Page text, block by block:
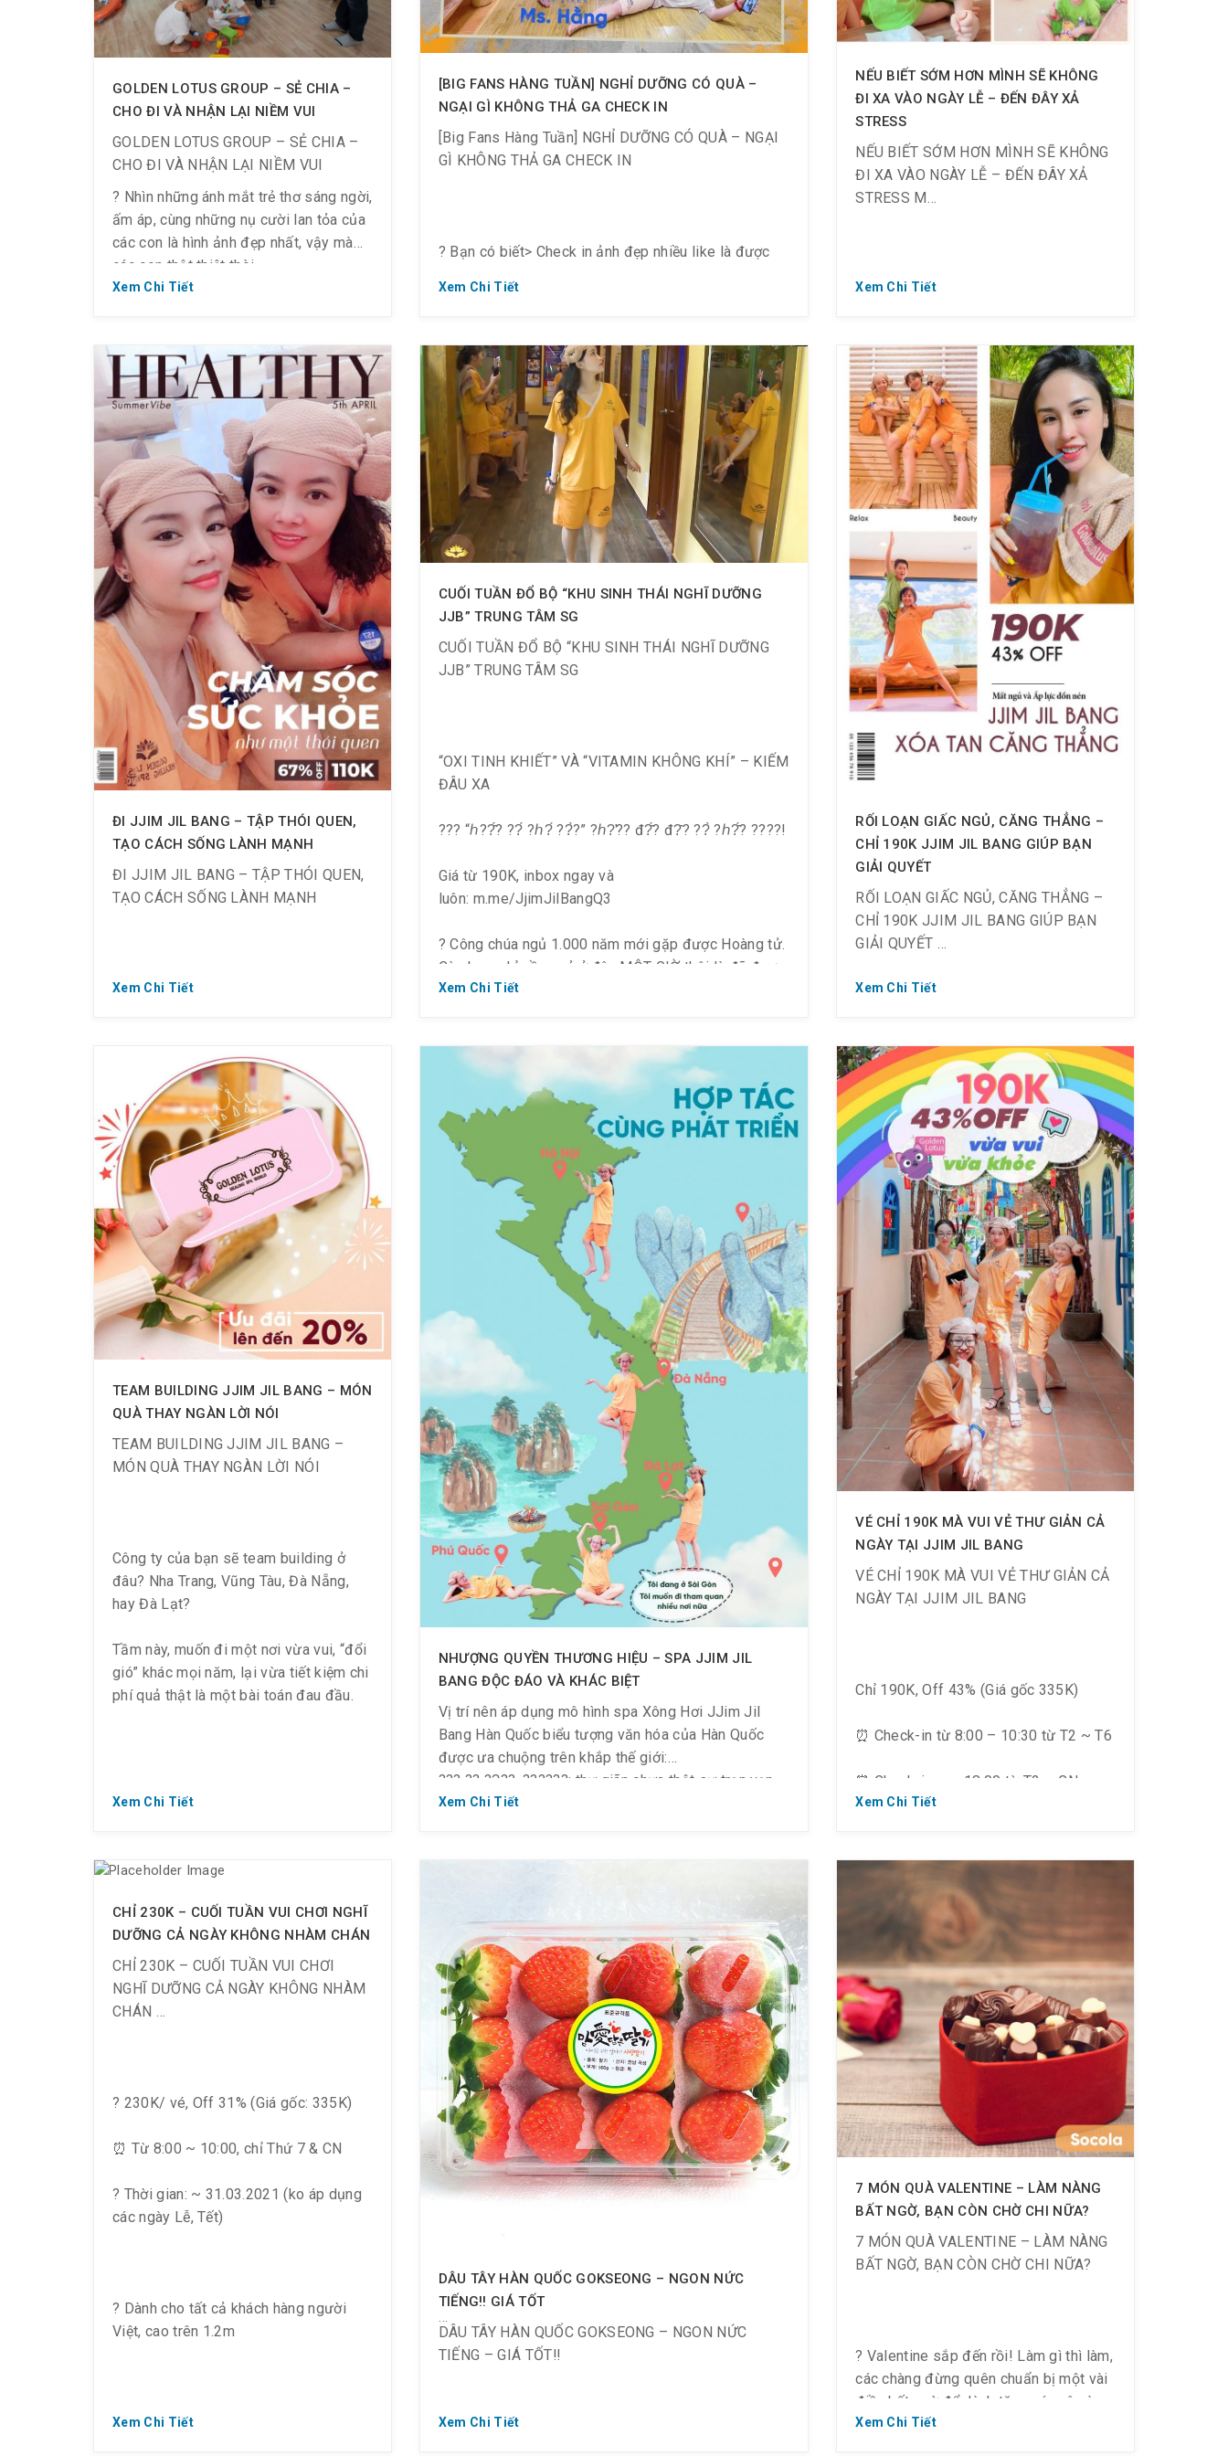
GOLDEN LOTUS GROUP – SẺ CHIA –
CHO ĐI VÀ NHẬN LẠI NIỀM VUI
GOLDEN LOTUS GROUP – SẺ CHIA –
CHO ĐI VÀ NHẬN LẠI NIỀM VUI
? Nhìn những ánh mắt trẻ thơ sáng ngời,
ấm áp, cùng những nụ cười lan tỏa của
các con là hình ảnh đẹp nhất, vậy mà
các con thật thiệt thòi.
thể CBCNV của Golden Lotus Group
thực hiện chương trình “TRAO GỞI YÊU
THƯƠNG – SẺ CHIA ẤM ÁP”
Dịch bệnh Covid vẫn không ngăn nổi
những trái tim nhiệt huyết yêu thương
gởi đến các con, đây là hoạt động hàng
năm của Golden Lotus Group.
Xem Chi Tiết
[BIG FANS HÀNG TUẦN] NGHỈ DƯỠNG CÓ QUÀ –
NGẠI GÌ KHÔNG THẢ GA CHECK IN
[Big Fans Hàng Tuần] NGHỈ DƯỠNG CÓ QUÀ – NGẠI
GÌ KHÔNG THẢ GA CHECK IN
? Bạn có biết> Check in ảnh đẹp nhiều like là được
Spa nghỉ dưỡng nha.
? Tuần này, Spa xin chúc mừng những gương mặt
vàng sau đây nhận ? 2 voucher trị giá 670.000 VND
Xem Chi Tiết
NẾU BIẾT SỚM HƠN MÌNH SẼ KHÔNG
ĐI XA VÀO NGÀY LỄ – ĐẾN ĐÂY XẢ
STRESS
NẾU BIẾT SỚM HƠN MÌNH SẼ KHÔNG
ĐI XA VÀO NGÀY LỄ – ĐẾN ĐÂY XẢ
STRESS M
❤ Ngày 21.4.2021 – Off từ 43%
⏰ Check-in sau 18h00: 190K/ vé
❤ Ngày 22.4.2021 – Off 55%
⏰ Check-in từ 8:00 – 10:00: 150K/ vé
⏰ Check-in sau 18h00: 150K/ vé
Xem Chi Tiết
ĐI JJIM JIL BANG – TẬP THÓI QUEN,
TẠO CÁCH SỐNG LÀNH MẠNH
ĐI JJIM JIL BANG – TẬP THÓI QUEN,
TẠO CÁCH SỐNG LÀNH MẠNH
❤ 0FF 67% – Chỉ 110K (Giá gốc 335K)
27, 28.4.2021 (thứ 2 ~ 4)
☘ Dành cho đối tượng là khách Việt
Nam:
– Nữ từ 40 tuổi trở lên, khi check in từ
08h ~ 10h30
– Nam, nữ từ 27 tuổi trở xuống, trên
1.2m, khi check in sau 17h
Xem Chi Tiết
CUỐI TUẦN ĐỔ BỘ “KHU SINH THÁI NGHĨ DƯỠNG
JJB” TRUNG TÂM SG
CUỐI TUẦN ĐỔ BỘ “KHU SINH THÁI NGHĨ DƯỠNG
JJB” TRUNG TÂM SG
“OXI TINH KHIẾT” VÀ “VITAMIN KHÔNG KHÍ” – KIẾM
ĐÂU XA
??? “ℎ??̂́? ??́ ?ℎ?́ ??̀?” ?ℎ?̛?? đ?̂́? đ?̂? ??̀ ?ℎ?̂́? ????!
Giá từ 190K, inbox ngay và
luôn: m.me/JjimJilBangQ3
? Công chúa ngủ 1.000 năm mới gặp được Hoàng tử.
Còn bạn, chỉ cần ngủ ở đây MỘT GIỜ thôi là đã được
1.000 Hoàng tử chạy theo rồi!
Xem Chi Tiết
RỐI LOẠN GIẤC NGỦ, CĂNG THẲNG –
CHỈ 190K JJIM JIL BANG GIÚP BẠN
GIẢI QUYẾT
RỐI LOẠN GIẤC NGỦ, CĂNG THẲNG –
CHỈ 190K JJIM JIL BANG GIÚP BẠN
GIẢI QUYẾT
⏰ Check-in từ 8:00 – 10:30 từ T2 ~ T6
⏰ Check-in sau 18:00 từ T2 ~ CN
❤ Thời gian: ~ 29.04.2021 (không áp
dụng ngày Giỗ tổ Hùng Vương 21.4)
Xem Chi Tiết
TEAM BUILDING JJIM JIL BANG – MÓN
QUÀ THAY NGÀN LỜI NÓI
TEAM BUILDING JJIM JIL BANG –
MÓN QUÀ THAY NGÀN LỜI NÓI
Công ty của bạn sẽ team building ở
đâu? Nha Trang, Vũng Tàu, Đà Nẵng,
hay Đà Lạt?
Tầm này, muốn đi một nơi vừa vui, “đổi
gió” khác mọi năm, lại vừa tiết kiệm chi
phí quả thật là một bài toán đau đầu.
Công ty bạn một địa điểm đặc biệt.
check-in rồi nè.
Xem Chi Tiết
NHƯỢNG QUYỀN THƯƠNG HIỆU – SPA JJIM JIL
BANG ĐỘC ĐÁO VÀ KHÁC BIỆT
Vị trí nên áp dụng mô hình spa Xông Hơi JJim Jil
Bang Hàn Quốc biểu tượng văn hóa của Hàn Quốc
được ưa chuộng trên khắp thế giới:
??? ?? ??̣??, ??????: thư giãn chưa thật sự trọn vẹn,
khi đến nơi này chỉ để ăn, nghỉ, bơi…còn thiếu chơi, và
tại nhà hàng ẩm thực Việt Hàn – vừa đủ món giải trí:
cinema gia đình, bida, karaoke, game, khu vui chơi
dành riêng cho bé: Kids cafe….tất cả trọn trong 1.
Xem Chi Tiết
VÉ CHỈ 190K MÀ VUI VẺ THƯ GIẢN CẢ
NGÀY TẠI JJIM JIL BANG
VÉ CHỈ 190K MÀ VUI VẺ THƯ GIẢN CẢ
NGÀY TẠI JJIM JIL BANG
Chỉ 190K, Off 43% (Giá gốc 335K)
⏰ Check-in từ 8:00 – 10:30 từ T2 ~ T6
⏰ Check-in sau 18:00 từ T2 ~ CN
Xem Chi Tiết
CHỈ 230K – CUỐI TUẦN VUI CHƠI NGHĨ
DƯỠNG CẢ NGÀY KHÔNG NHÀM CHÁN
CHỈ 230K – CUỐI TUẦN VUI CHƠI
NGHĨ DƯỠNG CẢ NGÀY KHÔNG NHÀM
CHÁN
? 230K/ vé, Off 31% (Giá gốc: 335K)
⏰ Từ 8:00 ~ 10:00, chỉ Thứ 7 & CN
? Thời gian: ~ 31.03.2021 (ko áp dụng
các ngày Lễ, Tết)
? Dành cho tất cả khách hàng người
Việt, cao trên 1.2m
Xem Chi Tiết
DÂU TÂY HÀN QUỐC GOKSEONG – NGON NỨC
TIẾNG‼️ GIÁ TỐT
DÂU TÂY HÀN QUỐC GOKSEONG – NGON NỨC
TIẾNG – GIÁ TỐT‼️
Xem Chi Tiết
7 MÓN QUÀ VALENTINE – LÀM NÀNG
BẤT NGỜ, BẠN CÒN CHỜ CHI NỮA?
7 MÓN QUÀ VALENTINE – LÀM NÀNG
BẤT NGỜ, BẠN CÒN CHỜ CHI NỮA?
? Valentine sắp đến rồi! Làm gì thì làm,
các chàng đừng quên chuẩn bị một vài
điều bất ngờ để dành tặng các cô nàng
nhân ngày Lễ Tình Nhân hot nhất trong
Xem Chi Tiết